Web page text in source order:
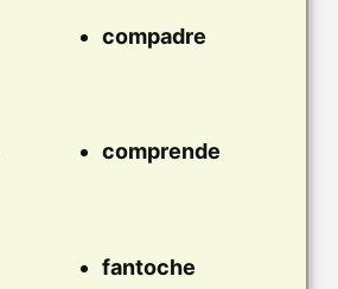
compadre
comprende
fantoche